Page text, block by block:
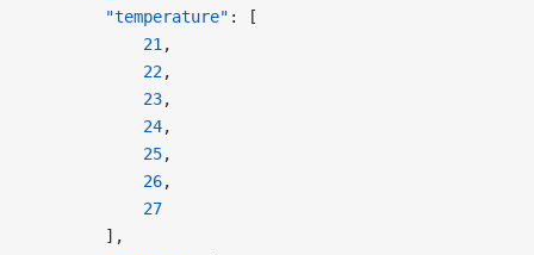
        "temperature"
: [
            21
,
            22
,
            23
,
            24
,
            25
,
            26
,
            27
        ],